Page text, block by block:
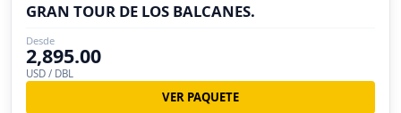
GRAN TOUR DE LOS BALCANES.
Desde
2,895.00
USD / DBL
VER PAQUETE